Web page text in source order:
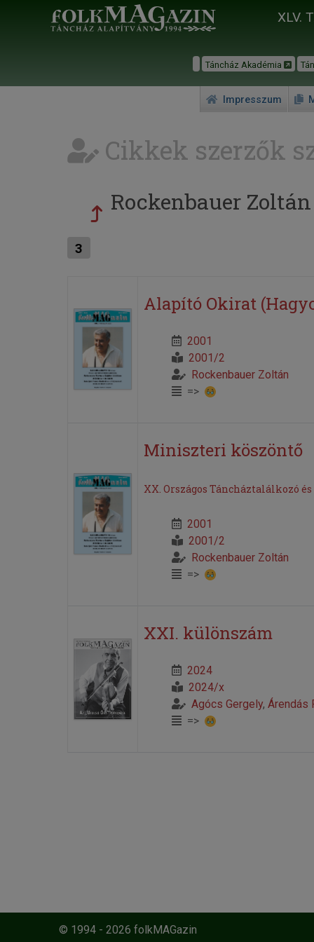
XLV.
Táncház Akadémia
Impresszum
Cikkek szerzők
Rockenbauer Zoltán
3
Alapító Okirat
2001
2001/2
Rockenbauer Zoltán
=>
Miniszteri köszöntő
XX. Országos Táncháztalálkozó
2001
2001/2
Rockenbauer Zoltán
=>
XXI. különszám
2024
2024/x
Agócs Gergely, Árendás
=>
© 1994 - 2026 folkMAGazin